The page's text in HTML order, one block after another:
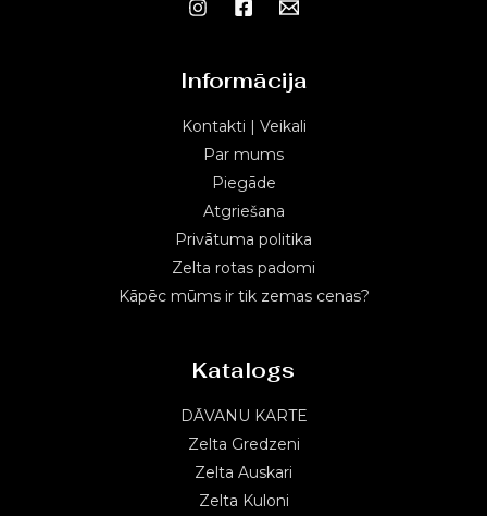
Informācija
Kontakti | Veikali
Par mums
Piegāde
Atgriešana
Privātuma politika
Zelta rotas padomi
Kāpēc mūms ir tik zemas cenas?
Katalogs
DĀVANU KARTE
Zelta Gredzeni
Zelta Auskari
Zelta Kuloni